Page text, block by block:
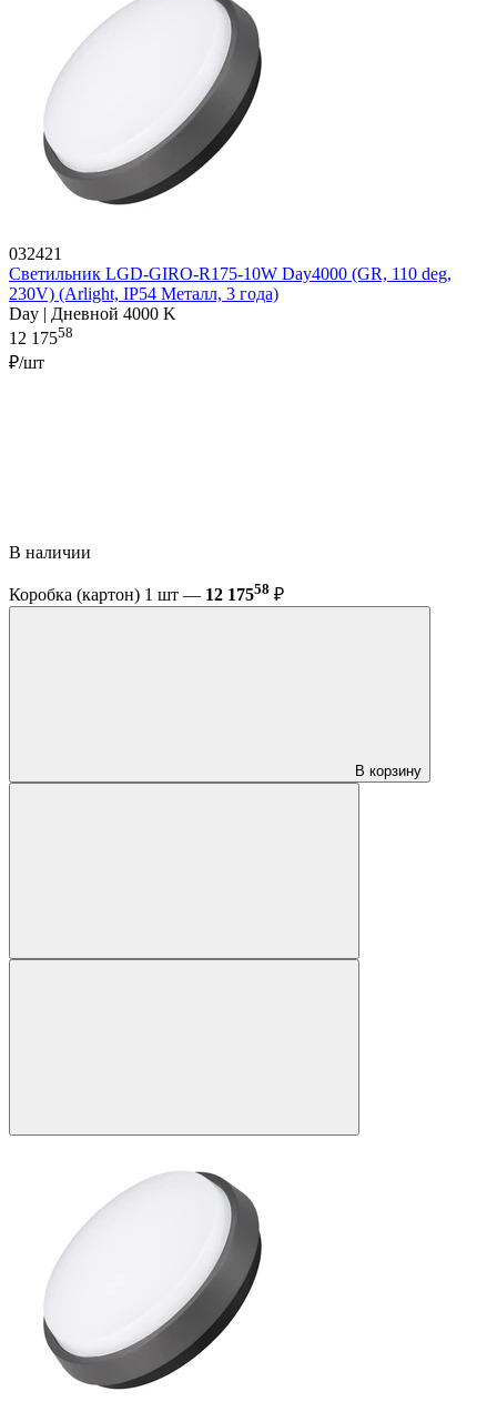
032421
Светильник LGD-GIRO-R175-10W Day4000 (GR, 110 deg,
230V) (Arlight, IP54 Металл, 3 года)
Day | Дневной 4000 K
12 17558
₽/шт
В наличии
Коробка (картон) 1 шт — 12 17558 ₽
В корзину